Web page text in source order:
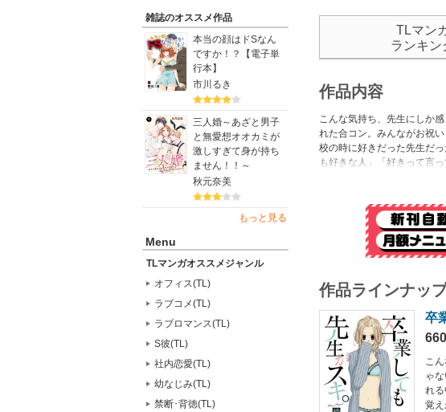
雑誌のオススメ作品
本当の顔はドSなん
ですか！？【電子単
行本】
市川るき
三人婚～あざと男子
と無愛想オオカミが
激しすぎて身が持ち
ません！！～
秋元奈美
もっと見る
Menu
TLマンガオススメジャンル
オフィス(TL)
ラブコメ(TL)
ラブロマンス(TL)
S彼(TL)
社内恋愛(TL)
幼なじみ(TL)
禁断･背徳(TL)
TLマン
ランキン
作品内容
こんな気持ち、先生にしか
れた合コン。みんながお祝
校の時に好きだった先生だ
も好きな人」「好きって言
リーピンク」に掲載、また
作品ラインナッ
卒
こ
ゃ
れ
覚